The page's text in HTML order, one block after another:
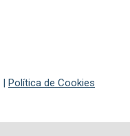
| Política de Cookies